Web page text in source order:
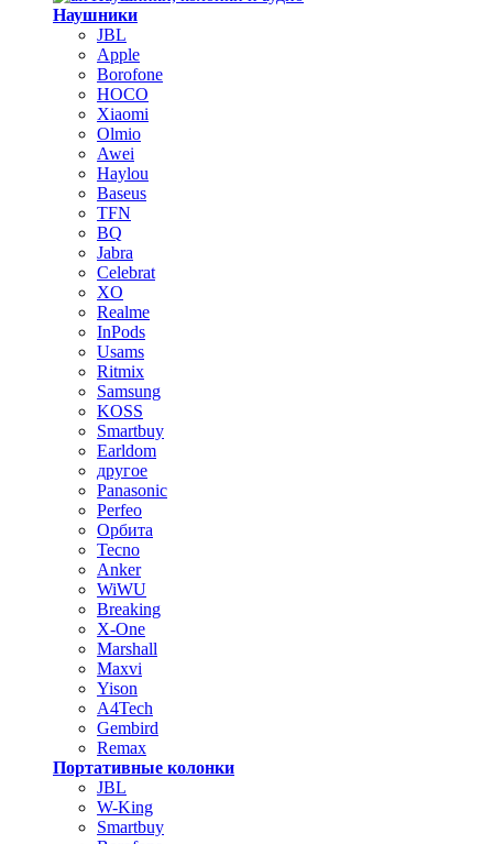
Наушники
JBL
Apple
Borofone
HOCO
Xiaomi
Olmio
Awei
Haylou
Baseus
TFN
BQ
Jabra
Celebrat
XO
Realme
InPods
Usams
Ritmix
Samsung
KOSS
Smartbuy
Earldom
другое
Panasonic
Perfeo
Орбита
Tecno
Anker
WiWU
Breaking
X-One
Marshall
Maxvi
Yison
A4Tech
Gembird
Remax
Портативные колонки
JBL
W-King
Smartbuy